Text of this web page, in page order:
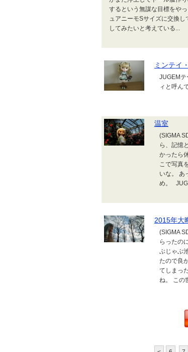
するという無謀な目標をや
ュアニーモSサイズに交換
してみたいと考えている...
ミンテイ
JUGEM
ィと呼ん
温室
(SIGMA
ら、記憶
かったら
こで写真
いな。 あ
め。
2015年大
(SIGMA
らったの
ぶじゃぶ
たので良
てしまっ
ね。 この